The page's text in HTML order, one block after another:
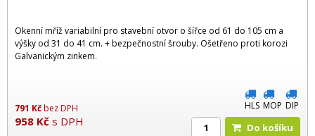
Okenní mříž variabilní pro stavební otvor o šířce od 61 do 105 cm a
výšky od 31 do 41 cm. + bezpečnostní šrouby. Ošetřeno proti korozi
Galvanickým zinkem.
791 Kčbez DPH
958 Kč s DPH
HLS MOP DIP
Do košíku